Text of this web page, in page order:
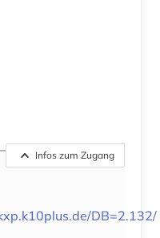
Infos zum Zugang
DB=2.132/